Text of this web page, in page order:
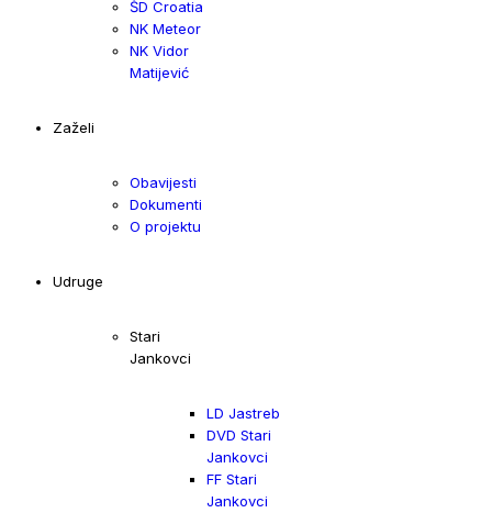
ŠD Croatia
NK Meteor
NK Vidor
Matijević
Zaželi
Obavijesti
Dokumenti
O projektu
Udruge
Stari
Jankovci
LD Jastreb
DVD Stari
Jankovci
FF Stari
Jankovci